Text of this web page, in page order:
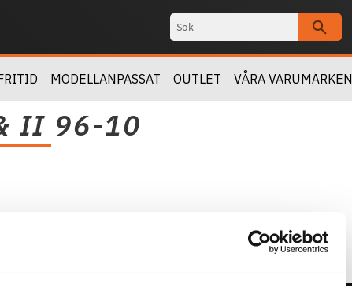
MODELLANPASSAT OUTLET VÅRA VARUMÄRKEN
II 96-10